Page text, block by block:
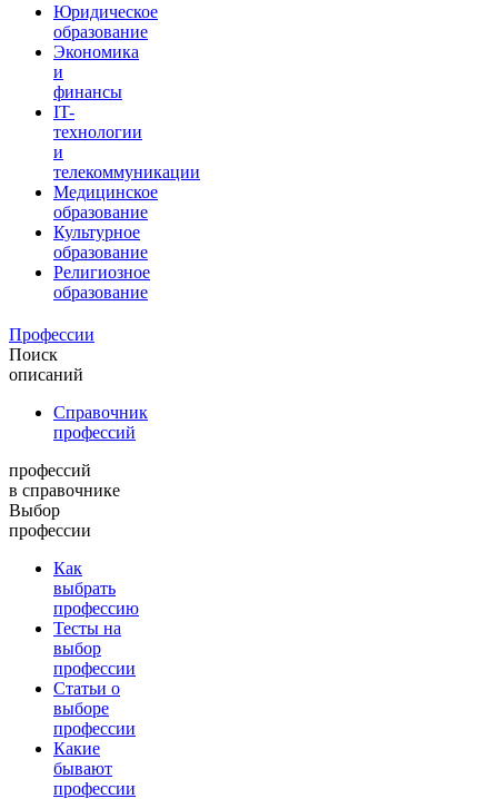
Юридическое
образование
Экономика
и
финансы
IT-
технологии
и
телекоммуникации
Медицинское
образование
Культурное
образование
Религиозное
образование
Профессии
Поиск
описаний
Справочник
профессий
профессий
в справочнике
Выбор
профессии
Как
выбрать
профессию
Тесты на
выбор
профессии
Статьи о
выборе
профессии
Какие
бывают
профессии